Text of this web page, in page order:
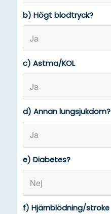
b) Högt blodtryck?
c) Astma/KOL
d) Annan lungsjukdom?
e) Diabetes?
f) Hjärnblödning/stroke